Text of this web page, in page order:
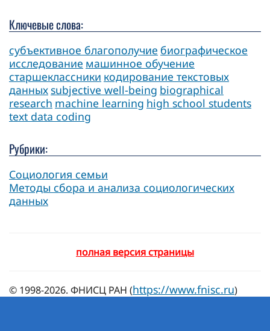
Ключевые слова:
субъективное благополучие биографическое
исследование машинное обучение
старшеклассники кодирование текстовых
данных subjective well-being biographical
research machine learning high school students
text data coding
Рубрики:
Социология семьи
Методы сбора и анализа социологических
данных
полная версия страницы
© 1998-2026. ФНИСЦ РАН (https://www.fnisc.ru)